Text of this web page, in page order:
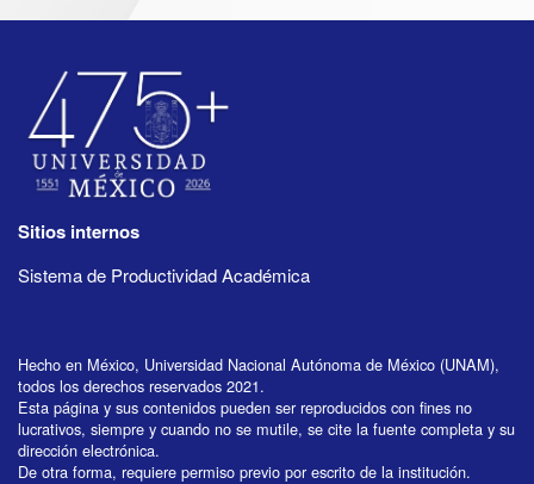
Sitios internos
Sistema de Productividad Académica
Hecho en México, Universidad Nacional Autónoma de México (UNAM),
todos los derechos reservados 2021.
Esta página y sus contenidos pueden ser reproducidos con fines no
lucrativos, siempre y cuando no se mutile, se cite la fuente completa y su
dirección electrónica.
De otra forma, requiere permiso previo por escrito de la institución.